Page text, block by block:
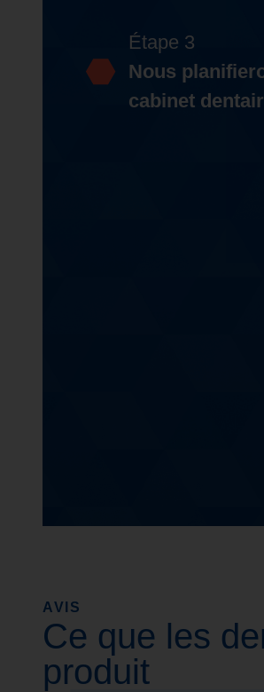
Étape 3
Nous
cabinet
AVIS
Ce que les
produit